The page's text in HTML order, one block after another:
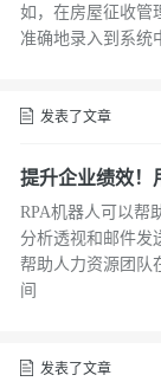
如，在房屋征收管
准确地录入到系统
发表了文章
提升企业绩效！
法！
RPA机器人可以帮
分析透视和邮件发
帮助人力资源团队
间
发表了文章